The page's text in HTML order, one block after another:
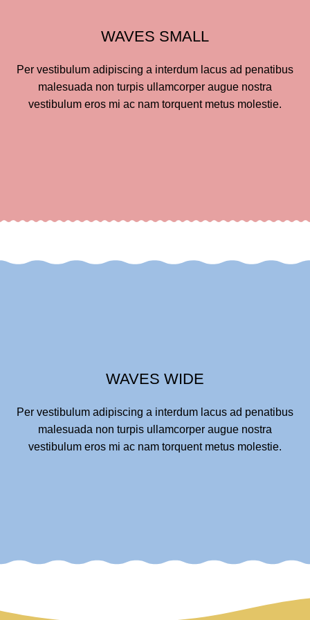
WAVES SMALL
Per vestibulum adipiscing a interdum lacus ad penatibus
malesuada non turpis ullamcorper augue nostra
vestibulum eros mi ac nam torquent metus molestie.
WAVES WIDE
Per vestibulum adipiscing a interdum lacus ad penatibus
malesuada non turpis ullamcorper augue nostra
vestibulum eros mi ac nam torquent metus molestie.